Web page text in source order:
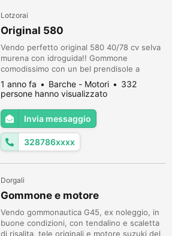
Lotzorai
Original 580
Vendo perfetto original 580 40/78 cv selva
murena con idroguida!! Gommone
comodissimo con un bel prendisole a
poppa!!
1 anno fa Barche - Motori
332
persone hanno visualizzato
Invia messaggio
328786xxxx
Dorgali
Gommone e motore
Vendo gommonautica G45, ex noleggio, in
buone condizioni, con tendalino e scaletta
di risalita, tele originali e motore suzuki del